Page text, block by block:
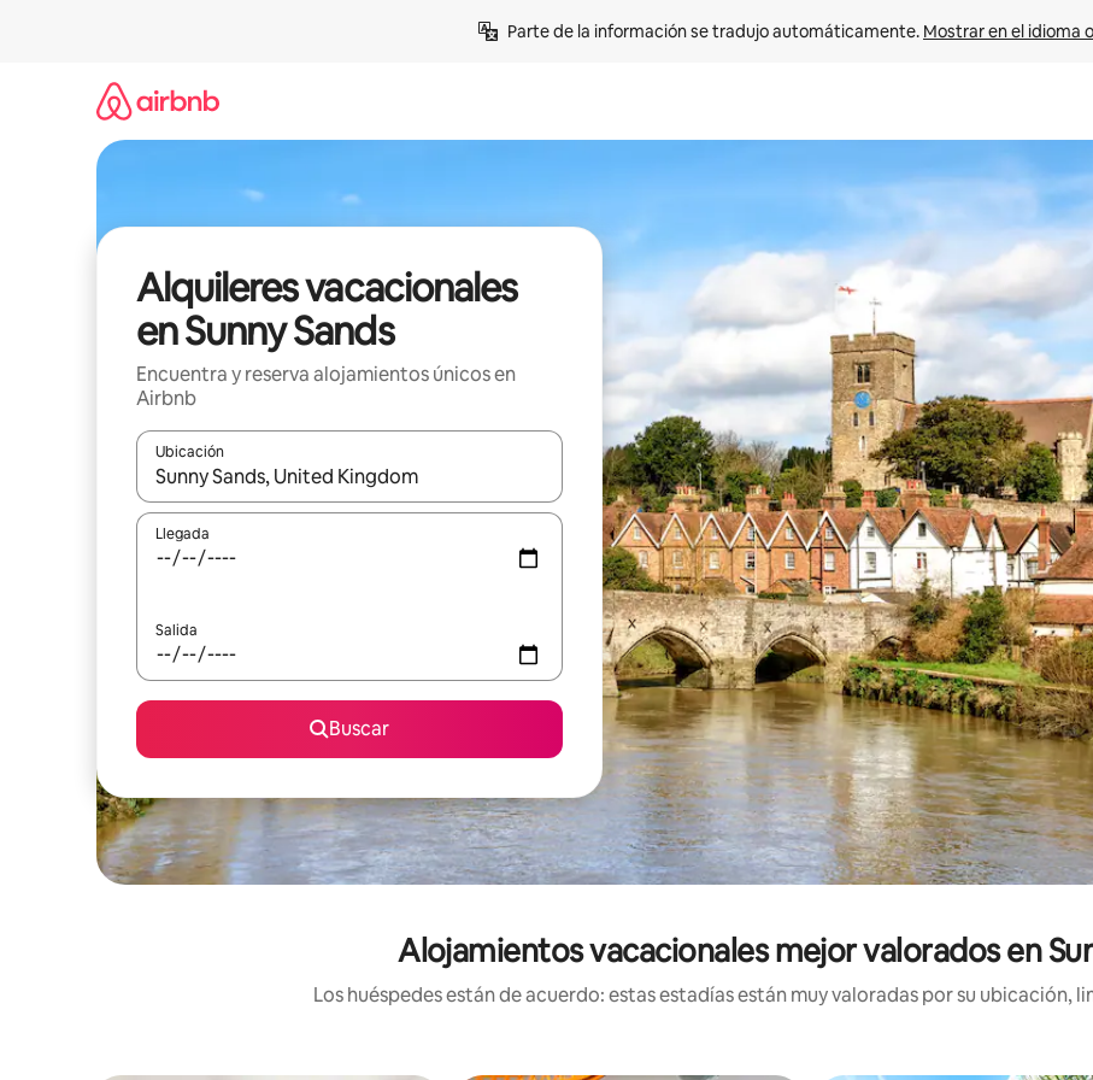
Parte de la información se tradujo automáticamente. Mostrar en el idioma
Alquileres vacacionales
en Sunny Sands
Encuentra y reserva alojamientos únicos en
Airbnb
Ubicación
Cuando los resultados estén disponibles, navega con las teclas de flecha hacia arriba y hacia abajo o explora con el tacto
Llegada
Salida
Buscar
Alojamientos vacacionales mejor valorados en
Los huéspedes están de acuerdo: estas estadías están muy valoradas por su ubicación,